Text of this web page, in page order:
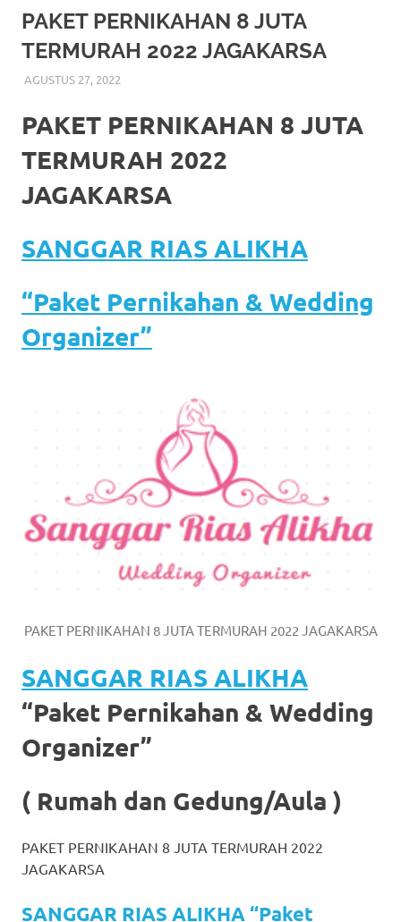
More
hints
rolex
replica.
my
website
To
learn
more
https://www.watchesb.com
these
guys
https://
here
replica
watches
favorite
replica
PAKET PERNIKAHAN 8 JUTA
TERMURAH 2022 JAGAKARSA
AGUSTUS 27, 2022
PAKET PERNIKAHAN 8 JUTA
TERMURAH 2022
JAGAKARSA
SANGGAR RIAS ALIKHA
“Paket Pernikahan & Wedding
Organizer”
PAKET PERNIKAHAN 8 JUTA TERMURAH 2022 JAGAKARSA
SANGGAR RIAS ALIKHA
“Paket Pernikahan & Wedding
Organizer”
( Rumah dan Gedung/Aula )
PAKET PERNIKAHAN 8 JUTA TERMURAH 2022
JAGAKARSA
SANGGAR RIAS ALIKHA “Paket